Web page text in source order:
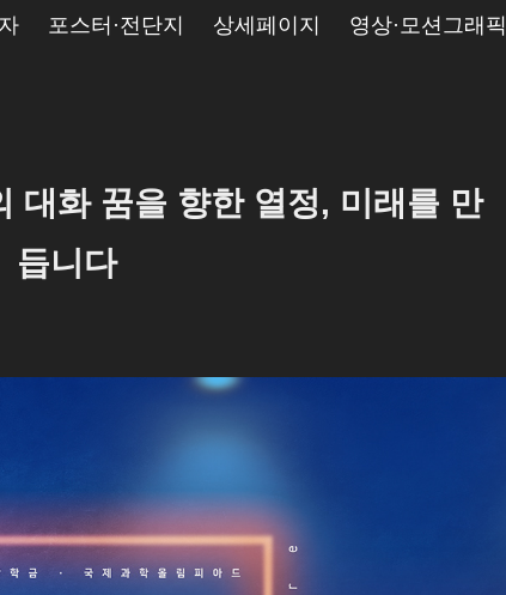
포스터·전단지 상세페이지 영상·모션그래픽
대화 꿈을 향한 열정, 미래를 만
듭니다